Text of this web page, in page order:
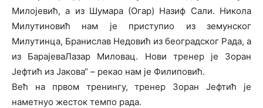
Милојевић, а из Шумара (Огар) Назиф Сали. Никола
Милутиновић нам је приступио из земунског
Милутинца, Бранислав Недовић из београдског Рада, а
из БарајеваЛазар Миловац. Нови тренер је Зоран
Јефтић из Јакова“ – рекао нам је Филиповић.
Већ на првом тренингу, тренер Зоран Јефтић је
наметнуо жесток темпо рада.